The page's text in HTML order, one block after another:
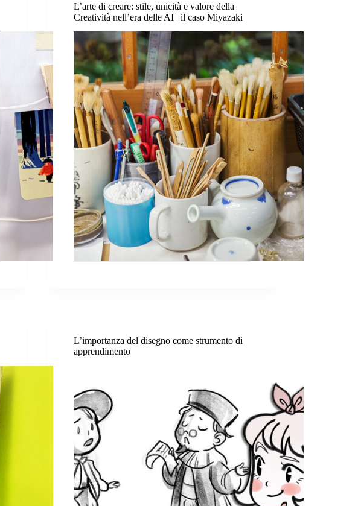
L’arte di creare: stile, unicità e valore della
Creatività nell’era delle AI | il caso Miyazaki
L’importanza del disegno come strumento di
apprendimento